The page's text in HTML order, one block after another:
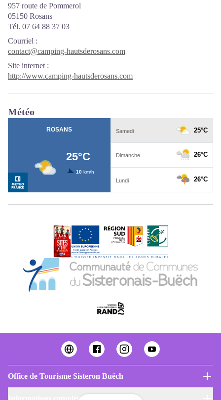
957 route de Pommerol
05150 Rosans
Tél. 07 64 88 37 03
Courriel :
contact@camping-hautsderosans.com
Site internet :
http://www.camping-hautsderosans.com
Météo
Office de Tourisme Sisteron Buëch